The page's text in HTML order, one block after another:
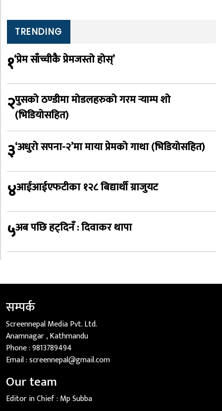
TRENDING
१‘प्रेम साँच्चीकै प्रेमजस्तो होस्’
२पुसको ठण्डीमा मोडलहरुको गरम र्‍याम्प शो
(भिडियोसहित)
३‘अधुरो सपना-२’मा माया प्रेमको गाथा (भिडियोसहित)
४आईआईएफटीका १२८ बिद्यार्थी ग्राजुयट
५अब पछि हट्दिनँ : दिवाकर थापा
सम्पर्क
Screennepal Media Pvt. Ltd.
Anamnagar , Kathmandu
Phone :9813789494
Email :screennepal@gmail.com
Our team
Editor in Chief : Mp Subba